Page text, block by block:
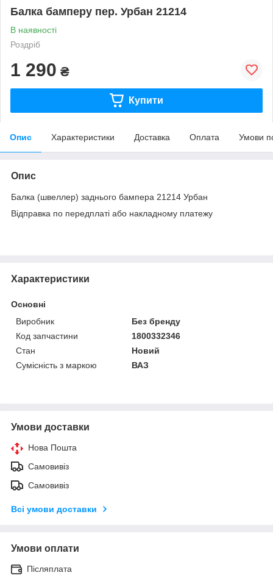
Балка бамперу пер. Урбан 21214
В наявності
Роздріб
1 290 ₴
Купити
Опис Характеристики Доставка Оплата Умови
Опис
Балка (швеллер) заднього бампера 21214 Урбан
Відправка по передплаті або накладному платежу
Характеристики
Основні
Виробник
Без бренду
Код запчастини
1800332346
Стан
Новий
Сумісність з маркою
ВАЗ
Умови доставки
Нова Пошта
Самовивіз
Самовивіз
Всі умови доставки
Умови оплати
Післяплата